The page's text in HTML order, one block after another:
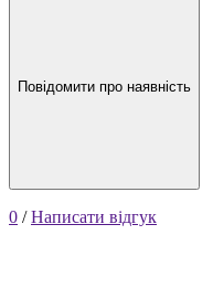
Повідомити про наявність
0 /Написати відгук